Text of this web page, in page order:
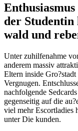
der Studentin
wald und
Unter zuhilfenahme
anderem massiv
Eltern inside
Vergnugen.
nachfolgende
gegenseitig auf die
viel mehr Escortladies
unter Die kunden.